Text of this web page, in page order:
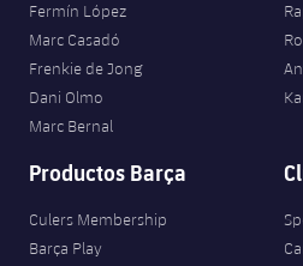
Fermín López
Marc Casadó
Frenkie de Jong
Dani Olmo
Marc Bernal
Productos Barça
Culers Membership
Barça Play